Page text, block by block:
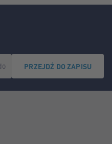
PRZEJDŹ DO ZAPISU